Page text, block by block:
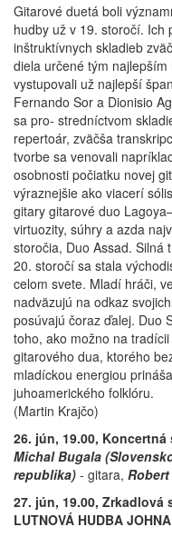
Gitarové duetá boli
hudby už v 19. storočí. Ich
inštruktívnych skladieb
diela určené tým
vystupovali už najlepší
Fernando Sor a Dionisio
sa pro- stredníctvom
repertoár, zväčša
tvorbe sa venovali
osobnosti počiatku novej
výraznejšie ako viacerí
gitary gitarové duo
virtuozity, súhry a azda
storočia, Duo Assad. Silná
20. storočí sa stala
celom svete. Mladí hráči,
nadväzujú na odkaz
posúvajú čoraz ďalej. Duo
toho, ako možno na
gitarového dua, ktorého
mladíckou energiou
juhoamerického folklóru.
(Martin Krajčo)
26. jún, 19.00, Koncertná
Michal Bugala
republika) - gitara,
27. jún, 19.00, Zrkadlová
LUTNOVÁ HUDBA